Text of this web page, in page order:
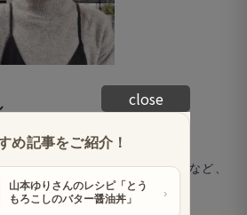
身。料理コラムニスト。
ごはん」シリーズ（宝島社）など、
万部を超えるベストセラー。
close